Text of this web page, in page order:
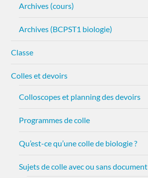
Archives (cours)
Archives (BCPST1 biologie)
Classe
Colles et devoirs
Colloscopes et planning des devoirs
Programmes de colle
Qu’est-ce qu’une colle de biologie ?
Sujets de colle avec ou sans document